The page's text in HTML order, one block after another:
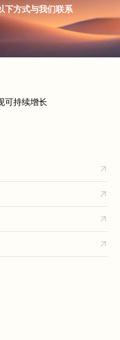
下方式与我们联系
可持续增长